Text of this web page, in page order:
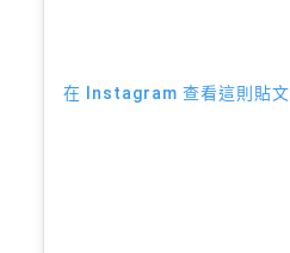
在 Instagram 查看這則貼文